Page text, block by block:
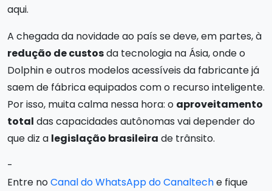
aqui.
A chegada da novidade ao país se deve, em partes, à
redução de custosda tecnologia na Ásia, onde o
Dolphin e outros modelos acessíveis da fabricante já
saem de fábrica equipados com o recurso inteligente.
Por isso, muita calma nessa hora: o aproveitamento
total das capacidades autônomas vai depender do
que diz a legislação brasileira de trânsito.
-
Entre noCanal do WhatsApp do Canalteche fique